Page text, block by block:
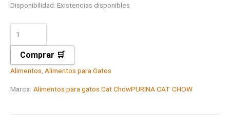
Disponibilidad: Existencias disponibles
Comprar 🛒
Alimentos Alimentos para Gatos
Marca: Alimentos para gatos Cat ChowPURINA CAT CHOW